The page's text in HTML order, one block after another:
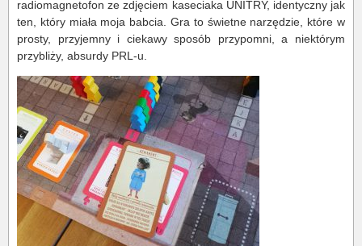
radiomagnetofon ze zdjęciem kaseciaka UNITRY, identyczny jak
ten, który miała moja babcia. Gra to świetne narzędzie, które w
prosty, przyjemny i ciekawy sposób przypomni, a niektórym
przybliży, absurdy PRL-u.